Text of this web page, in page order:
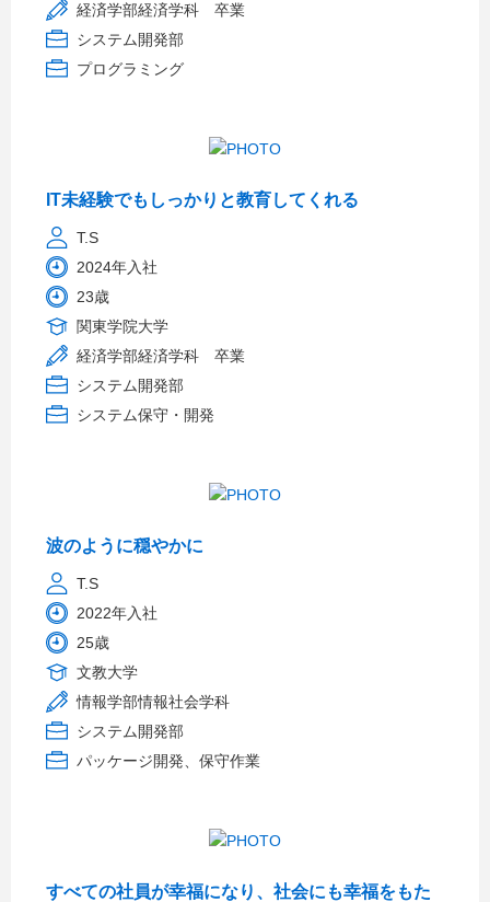
経済学部経済学科 卒業
システム開発部
プログラミング
IT未経験でもしっかりと教育してくれる
T.S
2024年入社
23歳
関東学院大学
経済学部経済学科 卒業
システム開発部
システム保守・開発
波のように穏やかに
T.S
2022年入社
25歳
文教大学
情報学部情報社会学科
システム開発部
パッケージ開発、保守作業
すべての社員が幸福になり、社会にも幸福をもた